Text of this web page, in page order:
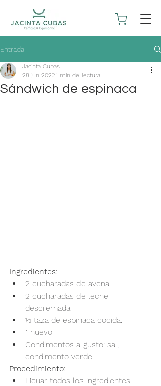
Entrada
Sándwich de espinaca
Jacinta Cubas
28 jun 20221 min de lectura
Ingredientes:
2 cucharadas de avena.
2 cucharadas de leche
descremada.
½ taza de espinaca cocida.
1 huevo.
Condimentos a gusto: sal,
condimento verde
Procedimiento:
Licuar todos los ingredientes.